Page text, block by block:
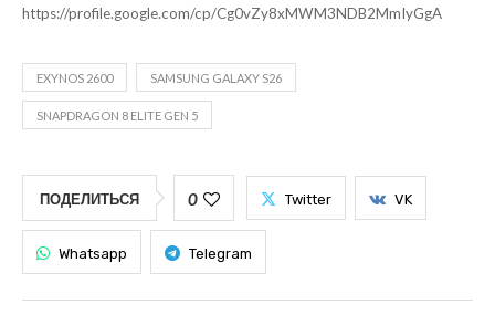
https://profile.google.com/cp/Cg0vZy8xMWM3NDB2MmIyGgA
EXYNOS 2600 SAMSUNG GALAXY S26
SNAPDRAGON 8 ELITE GEN 5
ПОДЕЛИТЬСЯ 0 Twitter VK
Whatsapp Telegram